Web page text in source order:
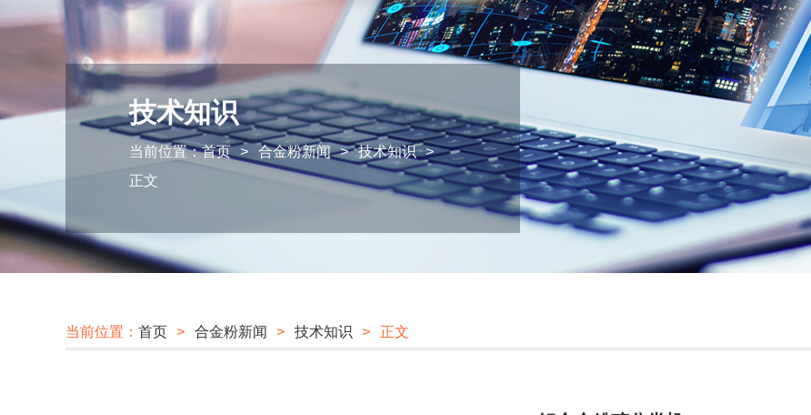
技术知识
当前位置：首页> 合金粉新闻>技术知识>
正文
当前位置： 首页 > 合金粉新闻 > 技术知识 > 正文